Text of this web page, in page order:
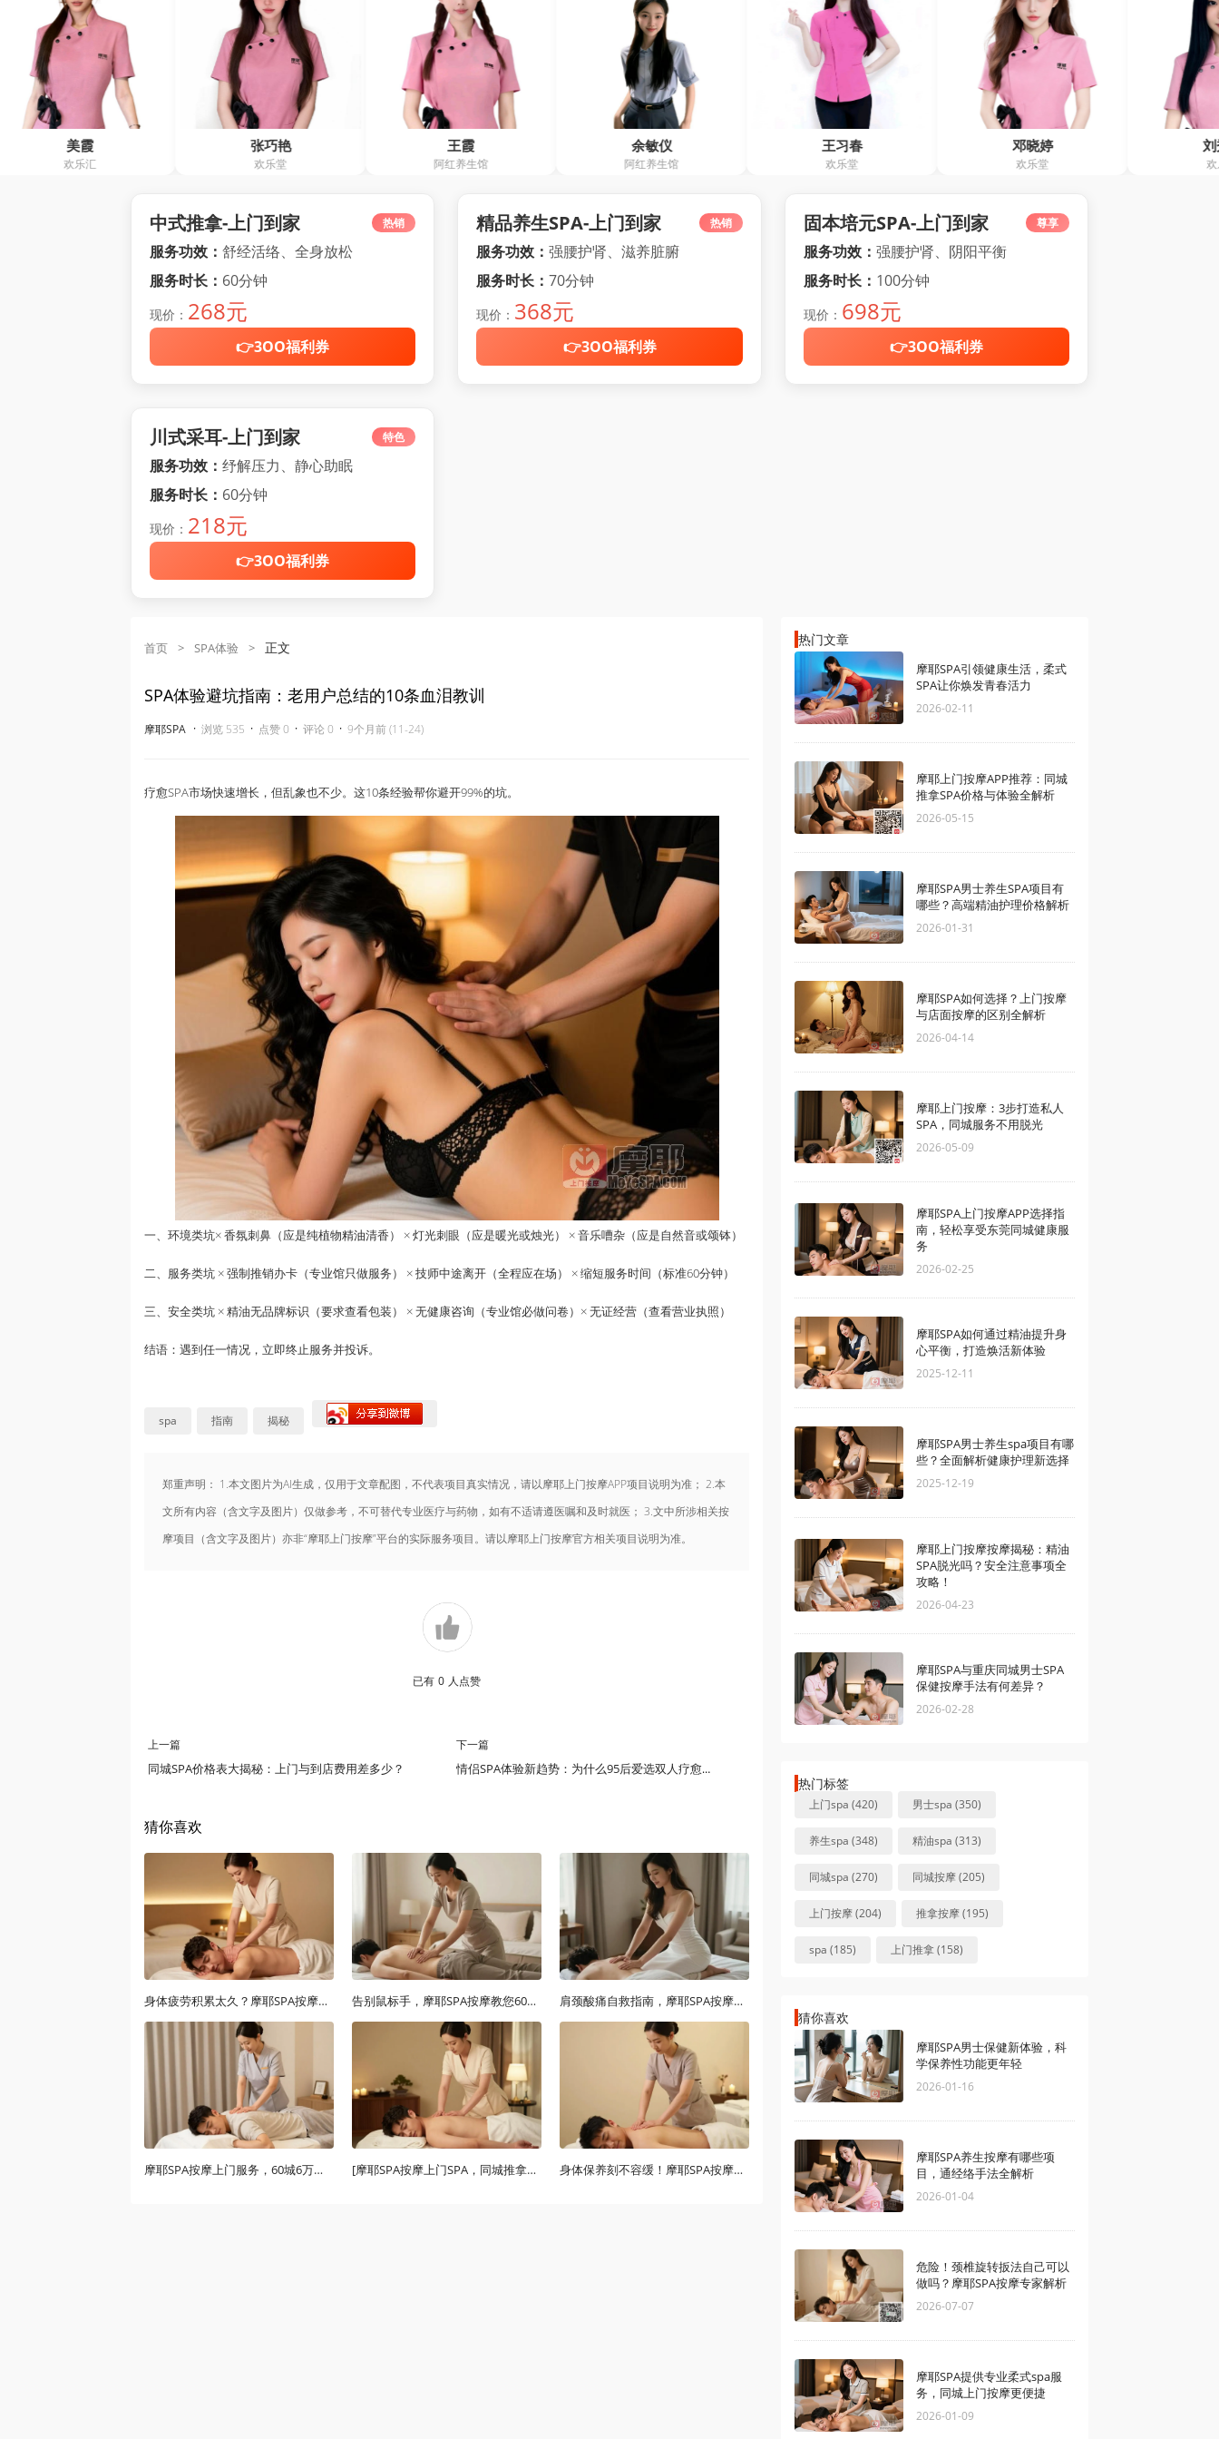
中式推拿-上门到家 热销
服务功效：舒经活络、全身放松
服务时长： 60分钟
现价： 268元
👉3OO福利券
精品养生SPA-上门到家 热销
服务功效：强腰护肾、滋养脏腑
服务时长：70分钟
现价： 368元
👉3OO福利券
固本培元SPA-上门到家 尊享
服务功效： 强腰护肾、阴阳平衡
服务时长： 100分钟
现价： 698元
👉3OO福利券
川式采耳-上门到家 特色
服务功效：纾解压力、静心助眠
服务时长： 60分钟
现价： 218元
👉3OO福利券
首页 > SPA体验 > 正文
SPA体验避坑指南：老用户总结的10条血泪教训
摩耶SPA · 浏览 535 · 点赞 0 · 评论 0 · 9个月前 (11-24)
疗愈SPA市场快速增长，但乱象也不少。这10条经验帮你避开99%的坑。
一、环境类坑× 香氛刺鼻（应是纯植物精油清香） × 灯光刺眼（应是暖光或烛光） × 音乐嘈杂（应是自然音或颂钵）
二、服务类坑 × 强制推销办卡（专业馆只做服务） × 技师中途离开（全程应在场） × 缩短服务时间（标准60分钟）
三、安全类坑 × 精油无品牌标识（要求查看包装） × 无健康咨询（专业馆必做问卷）× 无证经营（查看营业执照）
结语 ：遇到任一情况，立即终止服务并投诉。
spa 指南 揭秘
郑重声明： 1.本文图片为AI生成，仅用于文章配图，不代表项目真实情况，请以摩耶上门按摩APP项目说明为准； 2.本
文所有内容（含文字及图片）仅做参考，不可替代专业医疗与药物，如有不适请遵医嘱和及时就医； 3.文中所涉相关按
摩项目（含文字及图片）亦非“摩耶上门按摩”平台的实际服务项目。请以摩耶上门按摩官方相关项目说明为准。
已有 0 人点赞
上一篇
同城SPA价格表大揭秘：上门与到店费用差多少？
下一篇
情侣SPA体验新趋势：为什么95后爱选双人疗愈套餐？
猜你喜欢
身体疲劳积累太久？摩耶SPA按摩上门深度调理，60分钟找回元气 告别鼠标手，摩耶SPA按摩教您60分钟手臂放松秘籍 肩颈酸痛自救指南，摩耶SPA按摩上门推拿揉滚按拿手法大揭秘
摩耶SPA按摩上门服务，60城6万技师，30分钟找回轻松生活 [摩耶SPA按摩上门SPA，同城推拿60分钟释放积累已久压力] 身体保养刻不容缓！摩耶SPA按摩上门推拿+SPA，30分钟直达
热门文章
摩耶SPA引领健康生活，柔式
SPA让你焕发青春活力
2026-02-11
摩耶上门按摩APP推荐：同城
推拿SPA价格与体验全解析
2026-05-15
摩耶SPA男士养生SPA项目有
哪些？高端精油护理价格解析
2026-01-31
摩耶SPA如何选择？上门按摩
与店面按摩的区别全解析
2026-04-14
摩耶上门按摩：3步打造私人
SPA，同城服务不用脱光
2026-05-09
摩耶SPA上门按摩APP选择指
南，轻松享受东莞同城健康服
务
2026-02-25
摩耶SPA如何通过精油提升身
心平衡，打造焕活新体验
2025-12-11
摩耶SPA男士养生spa项目有哪
些？全面解析健康护理新选择
2025-12-19
摩耶上门按摩按摩揭秘：精油
SPA脱光吗？安全注意事项全
攻略！
2026-04-23
摩耶SPA与重庆同城男士SPA
保健按摩手法有何差异？
2026-02-28
热门标签
上门spa (420) 男士spa (350)
养生spa (348) 精油spa (313)
同城spa (270) 同城按摩 (205)
上门按摩 (204) 推拿按摩 (195)
spa (185) 上门推拿 (158)
猜你喜欢
摩耶SPA男士保健新体验，科
学保养性功能更年轻
2026-01-16
摩耶SPA养生按摩有哪些项
目，通经络手法全解析
2026-01-04
危险！颈椎旋转扳法自己可以
做吗？摩耶SPA按摩专家解析
2026-07-07
摩耶SPA提供专业柔式spa服
务，同城上门按摩更便捷
2026-01-09